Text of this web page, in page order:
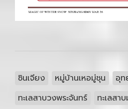
ซินเจียง หมู่บ้านเหอมู่ชุน
อุท
ทะเลสาบวงพระจันทร์
ทะเลสา